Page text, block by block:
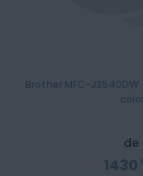
Brother MFC-
de
1430